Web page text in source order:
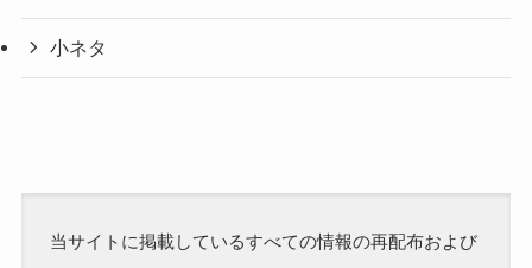
小ネタ
当サイトに掲載しているすべての情報の再配布および